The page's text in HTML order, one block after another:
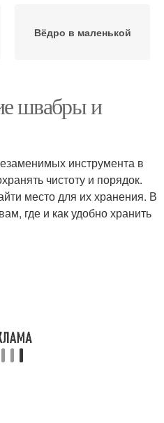
Вёдро в маленькой
швабры и
инструмента в
чистоту и порядок.
место для их хранения. В
где и как удобно хранить